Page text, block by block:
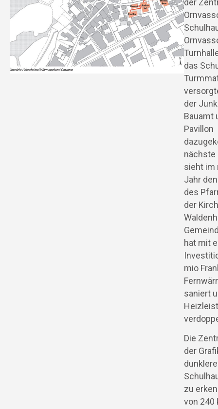
der
das
der
Bauamt
Pavillon
nächste
sieht im
Jahr
des
der
hat mit
mio
saniert
Die
der
zu
von 240